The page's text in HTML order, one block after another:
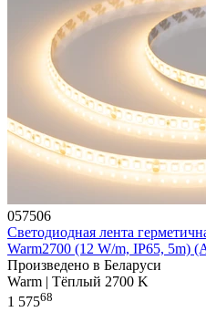
057506
Светодиодная лента
Warm2700 (12 W/m, IP65, 5m)
Произведено в Беларуси
Warm | Тёплый 2700 K
1 57568